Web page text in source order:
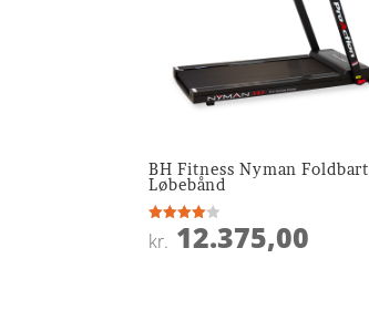
BH Fitness Nyman Foldbart
Løbebånd
Vurderet
4
kr. 12.375,00